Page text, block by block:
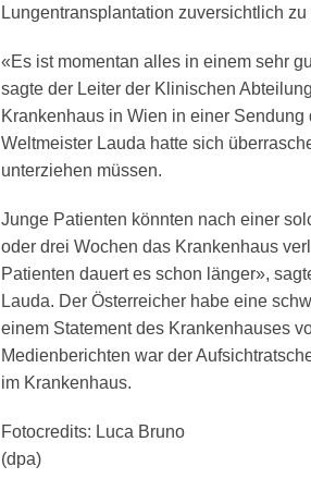
Lungentransplantation zuversichtlich
«Es ist momentan alles in einem sehr
sagte der Leiter der Klinischen
Krankenhaus in Wien in einer
Weltmeister Lauda hatte sich
unterziehen müssen.
Junge Patienten könnten nach einer
oder drei Wochen das Krankenhaus
Patienten dauert es schon länger»,
Lauda. Der Österreicher habe eine
einem Statement des Krankenhauses
Medienberichten war der
im Krankenhaus.
Fotocredits: Luca Bruno
(dpa)